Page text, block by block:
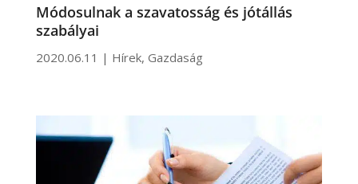
Módosulnak a szavatosság és jótállás
szabályai
2020.06.11 | Hírek, Gazdaság